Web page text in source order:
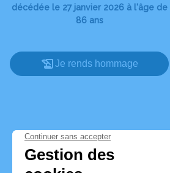
décédée le 27 janvier 2026 à l'âge de
86 ans
Je rends hommage